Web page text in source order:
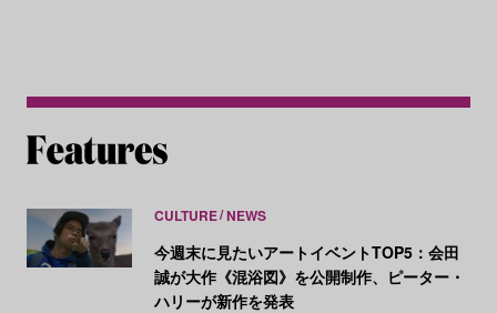
CULTURE NEWS
今週末に見たいアートイベントTOP5：会田
誠が大作《混浴図》を公開制作、ピーター・
ハリーが新作を発表